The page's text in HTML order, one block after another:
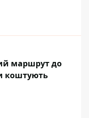
маршрут до
коштують